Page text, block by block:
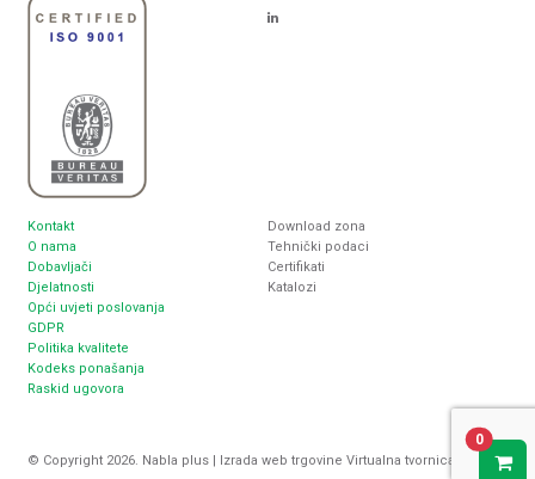
Kontakt
O nama
Dobavljači
Djelatnosti
Opći uvjeti poslovanja
GDPR
Politika kvalitete
Kodeks ponašanja
Raskid ugovora
Download zona
Tehnički podaci
Certifikati
Katalozi
© Copyright 2026. Nabla plus | Izrada web trgovine Virtualna tvornica
0